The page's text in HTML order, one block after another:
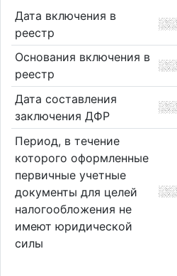
Дата включения в
реестр
Основания включения в
реестр
Дата составления
заключения ДФР
Период, в течение
которого оформленные
первичные учетные
документы для целей
налогообложения не
имеют юридической
силы